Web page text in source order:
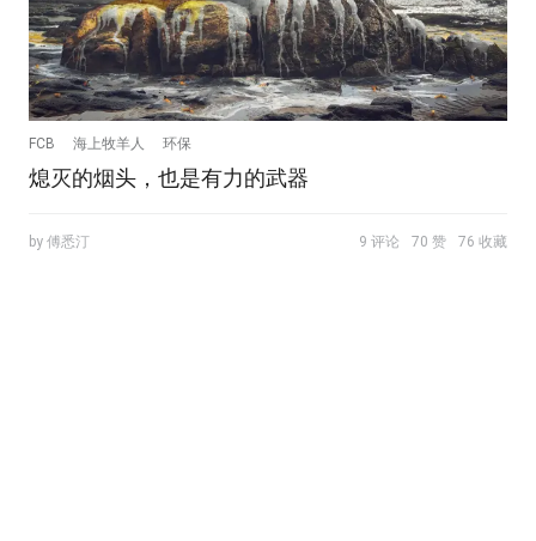
FCB 海上牧羊人 环保
熄灭的烟头，也是有力的武器
by 傅悉汀 9 评论 70 赞 76 收藏